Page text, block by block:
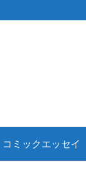
コミックエッセイ